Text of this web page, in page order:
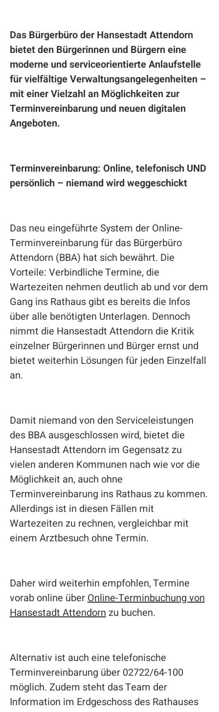
Das Bürgerbüro der Hansestadt Attendorn
bietet den Bürgerinnen und Bürgern eine
moderne und serviceorientierte Anlaufstelle
für vielfältige Verwaltungsangelegenheiten –
mit einer Vielzahl an Möglichkeiten zur
Terminvereinbarung und neuen digitalen
Angeboten.
Terminvereinbarung: Online, telefonisch UND
persönlich – niemand wird weggeschickt
Das neu eingeführte System der Online-
Terminvereinbarung für das Bürgerbüro
Attendorn (BBA) hat sich bewährt. Die
Vorteile: Verbindliche Termine, die
Wartezeiten nehmen deutlich ab und vor dem
Gang ins Rathaus gibt es bereits die Infos
über alle benötigten Unterlagen. Dennoch
nimmt die Hansestadt Attendorn die Kritik
einzelner Bürgerinnen und Bürger ernst und
bietet weiterhin Lösungen für jeden Einzelfall
an.
Damit niemand von den Serviceleistungen
des BBA ausgeschlossen wird, bietet die
Hansestadt Attendorn im Gegensatz zu
vielen anderen Kommunen nach wie vor die
Möglichkeit an, auch ohne
Terminvereinbarung ins Rathaus zu kommen.
Allerdings ist in diesen Fällen mit
Wartezeiten zu rechnen, vergleichbar mit
einem Arztbesuch ohne Termin.
Daher wird weiterhin empfohlen, Termine
vorab online überOnline-Terminbuchung von
Hansestadt Attendornzu buchen.
Alternativ ist auch eine telefonische
Terminvereinbarung über 02722/64-100
möglich. Zudem steht das Team der
Information im Erdgeschoss des Rathauses